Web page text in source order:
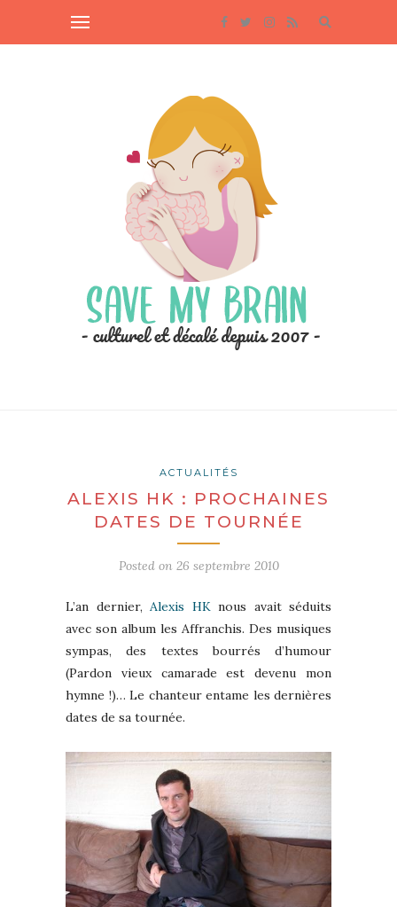
ACTUALITÉS
ALEXIS HK : PROCHAINES
DATES DE TOURNÉE
Posted on 26 septembre 2010
L’an dernier, Alexis HK nous avait séduits
avec son album les Affranchis. Des musiques
sympas, des textes bourrés d’humour
(Pardon vieux camarade est devenu mon
hymne !)… Le chanteur entame les dernières
dates de sa tournée.